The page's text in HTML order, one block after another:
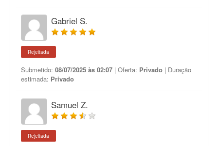
Gabriel S.
Rejeitada
Submetido: 08/07/2025 às 02:07 | Oferta: Privado | Duração
estimada: Privado
Samuel Z.
Rejeitada